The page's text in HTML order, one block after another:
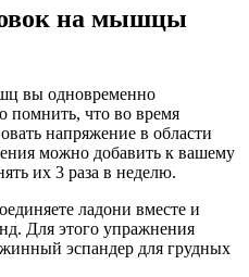
на мышцы
вы одновременно
что во время
напряжение в области
можно добавить к вашему
их 3 раза в неделю.
ладони вместе и
Для этого упражнения
эспандер для грудных